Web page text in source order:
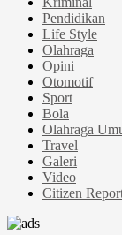
Pendidikan
Life Style
Olahraga
Opini
Otomotif
Sport
Bola
Olahraga
Travel
Galeri
Video
Citizen